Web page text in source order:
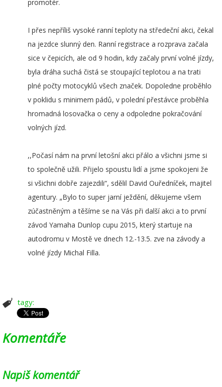
promotér.
I přes nepříliš vysoké ranní teploty na středeční akci, čekal
na jezdce slunný den. Ranní registrace a rozprava začala
sice v čepicích, ale od 9 hodin, kdy začaly první volné jízdy,
byla dráha suchá čistá se stoupající teplotou a na trati
plné počty motocyklů všech značek. Dopoledne proběhlo
v poklidu s minimem pádů, v polední přestávce proběhla
hromadná losovačka o ceny a odpoledne pokračování
volných jízd.
,,Počasí nám na první letošní akci přálo a všichni jsme si
to společně užili. Přijelo spoustu lidí a jsme spokojeni že
si všichni dobře zajezdili“, sdělil David Ouředníček, majitel
agentury. „Bylo to super jarní ježdění, děkujeme všem
zúčastněným a těšíme se na Vás při další akci a to první
závod Yamaha Dunlop cupu 2015, který startuje na
autodromu v Mostě ve dnech 12.-13.5. zve na závody a
volné jízdy Michal Filla.
tagy:
Komentáře
Napiš komentář